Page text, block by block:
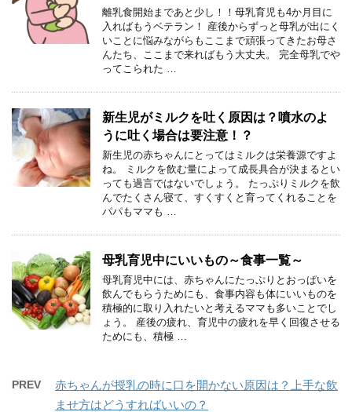
離乳食開始まであと少し！！母乳育児も4か月目に
入ればもうベテラン！ 産後からずっと母乳が出にく
いことに悩みながらもここまで頑張ってきたお母さ
んたち、ここまで来ればもう大丈夫。 完全母乳でや
ってこられた …
新生児がミルクを吐く原因は？噴水のよ
うに吐く場合は要注意！？
新生児の赤ちゃんにとってはミルクは栄養源ですよ
ね。 ミルクを飲む量によって成長具合が決まるとい
っても過言ではないでしょう。 たっぷりミルクを飲
んでたくさん寝て、すくすくと育ってくれることを
パパもママも …
母乳育児中にいいもの～食事一覧～
母乳育児中には、赤ちゃんにたっぷりとおっぱいを
飲んでもらうためにも、食事内容も体にいいものを
積極的に取り入れたいと考えるママも多いことでし
ょう。 産後の疲れ、育児中の疲れを早く回復させる
ためにも、積極 …
PREV
赤ちゃんが授乳の時に口を開かない原因は？上手な飲
ませ方はどうすればいいの？